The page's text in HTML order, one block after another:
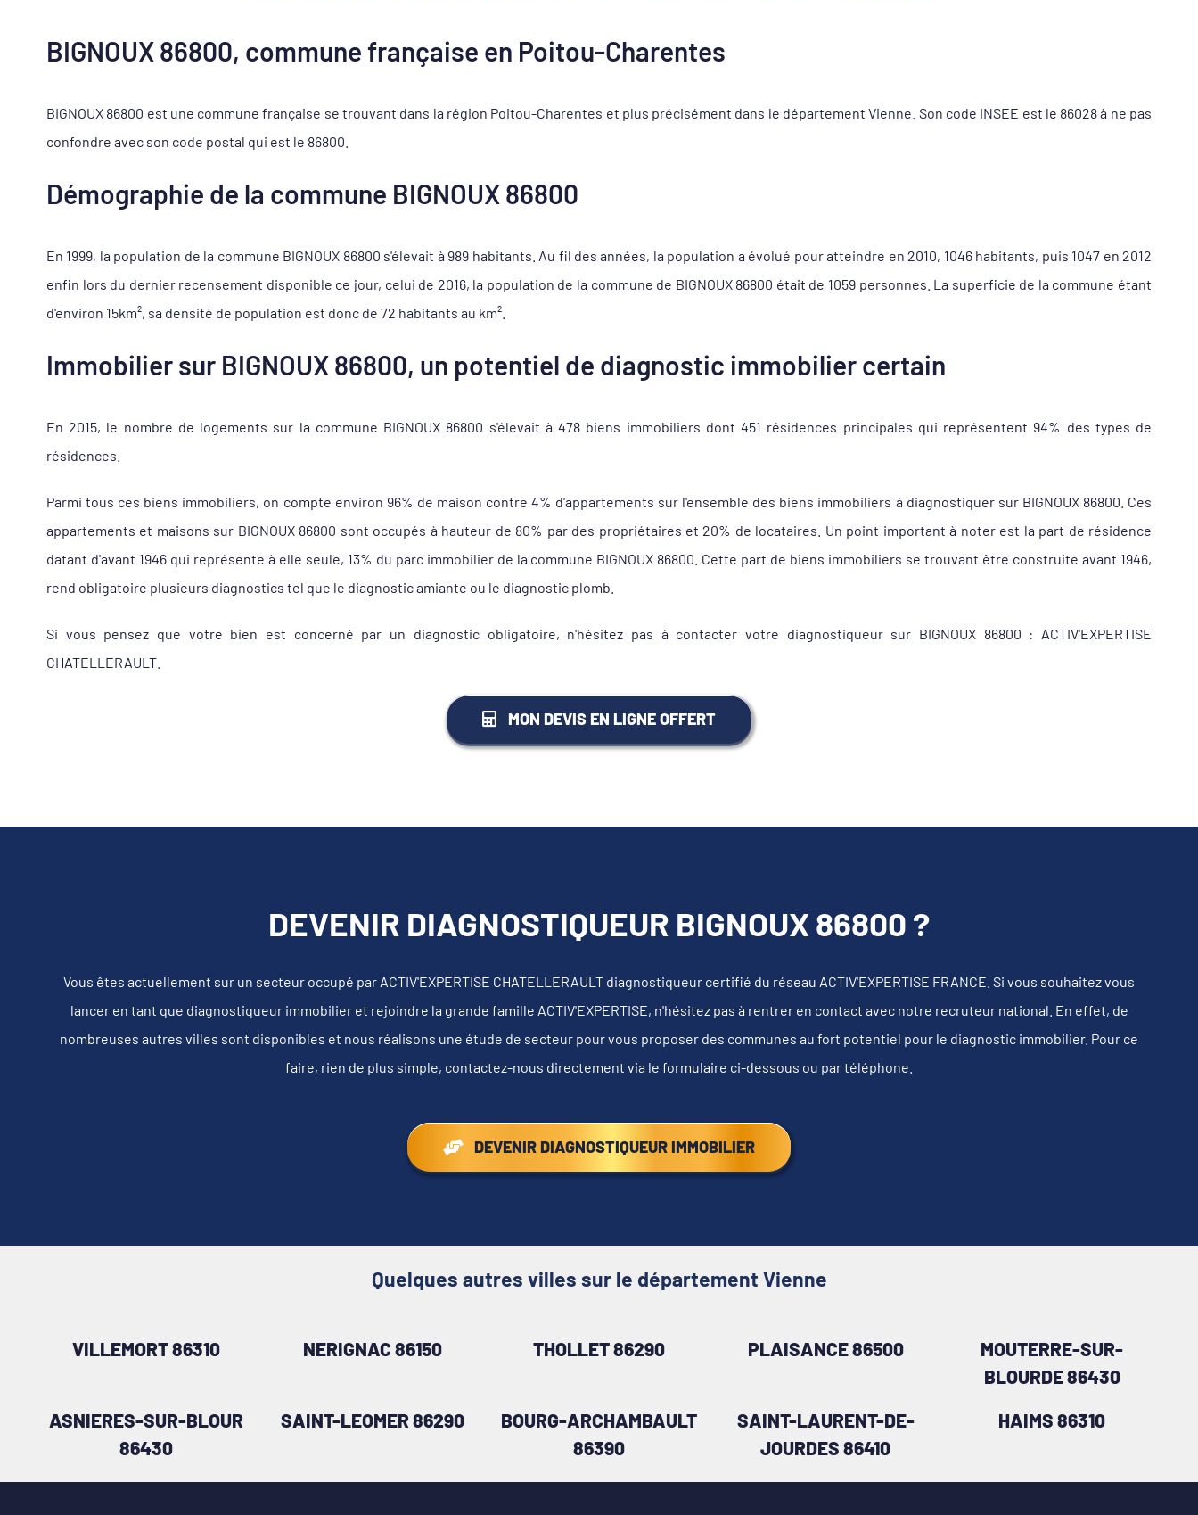
BIGNOUX 86800, commune française en Poitou-Charentes
BIGNOUX 86800 est une commune française se trouvant dans la région Poitou-Charentes et plus précisément dans le département Vienne. Son code INSEE est le 86028 à ne pas
confondre avec son code postal qui est le 86800.
Démographie de la commune BIGNOUX 86800
En 1999, la population de la commune BIGNOUX 86800 s'élevait à 989 habitants. Au fil des années, la population a évolué pour atteindre en 2010, 1046 habitants, puis 1047 en 2012
enfin lors du dernier recensement disponible ce jour, celui de 2016, la population de la commune de BIGNOUX 86800 était de 1059 personnes. La superficie de la commune étant
d'environ 15km², sa densité de population est donc de 72 habitants au km².
Immobilier sur BIGNOUX 86800, un potentiel de diagnostic immobilier certain
En 2015, le nombre de logements sur la commune BIGNOUX 86800 s'élevait à 478 biens immobiliers dont 451 résidences principales qui représentent 94% des types de
résidences.
Parmi tous ces biens immobiliers, on compte environ 96% de maison contre 4% d'appartements sur l'ensemble des biens immobiliers à diagnostiquer sur BIGNOUX 86800. Ces
appartements et maisons sur BIGNOUX 86800 sont occupés à hauteur de 80% par des propriétaires et 20% de locataires. Un point important à noter est la part de résidence
datant d'avant 1946 qui représente à elle seule, 13% du parc immobilier de la commune BIGNOUX 86800. Cette part de biens immobiliers se trouvant être construite avant 1946,
rend obligatoire plusieurs diagnostics tel que le diagnostic amiante ou le diagnostic plomb.
Si vous pensez que votre bien est concerné par un diagnostic obligatoire, n'hésitez pas à contacter votre diagnostiqueur sur BIGNOUX 86800 : ACTIV'EXPERTISE
CHATELLERAULT.
MON DEVIS EN LIGNE OFFERT
DEVENIR DIAGNOSTIQUEUR BIGNOUX 86800 ?
Vous êtes actuellement sur un secteur occupé par ACTIV'EXPERTISE CHATELLERAULT diagnostiqueur certifié du réseau ACTIV'EXPERTISE FRANCE. Si vous souhaitez vous
lancer en tant que diagnostiqueur immobilier et rejoindre la grande famille ACTIV'EXPERTISE, n'hésitez pas à rentrer en contact avec notre recruteur national. En effet, de
nombreuses autres villes sont disponibles et nous réalisons une étude de secteur pour vous proposer des communes au fort potentiel pour le diagnostic immobilier. Pour ce
faire, rien de plus simple, contactez-nous directement via le formulaire ci-dessous ou par téléphone.
DEVENIR DIAGNOSTIQUEUR IMMOBILIER
Quelques autres villes sur le département Vienne
VILLEMORT 86310 NERIGNAC 86150 THOLLET 86290 PLAISANCE 86500
MOUTERRE-SUR-
BLOURDE 86430
ASNIERES-SUR-BLOUR
86430
SAINT-LEOMER 86290
BOURG-ARCHAMBAULT
86390
SAINT-LAURENT-DE-
JOURDES 86410
HAIMS 86310